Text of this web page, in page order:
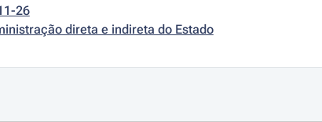
26
direta e indireta do Estado